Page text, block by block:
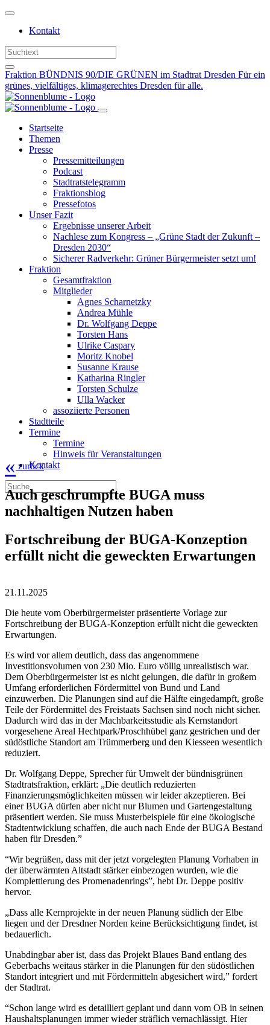
Weiter
Inhalt
Kontakt
Fraktion BÜNDNIS 90/DIE GRÜNEN im Stadtrat Dresden Für ein
grünes, vielfältiges, klimagerechtes Dresden für alle.
Startseite
Themen
Presse
Pressemitteilungen
Podcast
Stadtratstelegramm
Fraktionsblog
Pressefotos
Unser Fazit
Ergebnisse unserer Arbeit
Nachlese zum Kongress – „Grüne Stadt der Zukunft –
Dresden 2030“
Sicherer Radverkehr: Grüner Bürgermeister setzt um!
Fraktion
Gesamtfraktion
Mitglieder
Agnes Scharnetzky
Andrea Mühle
Dr. Wolfgang Deppe
Torsten Hans
Ulrike Caspary
Moritz Knobel
Susanne Krause
Katharina Ringler
Torsten Schulze
Ulla Wacker
assoziierte Personen
Stadtteile
Termine
Termine
Hinweis für Veranstaltungen
Kontakt
« zurück
Auch geschrumpfte BUGA muss
nachhaltigen Nutzen haben
Fortschreibung der BUGA-Konzeption
erfüllt nicht die geweckten Erwartungen
21.11.2025
Die heute vom Oberbürgermeister präsentierte Vorlage zur
Fortschreibung der BUGA-Konzeption erfüllt nicht die geweckten
Erwartungen.
Es wird vor allem deutlich, dass das angenommene
Investitionsvolumen von 230 Mio. Euro völlig unrealistisch war.
Dem Oberbürgermeister ist es nicht gelungen, die dafür in großem
Umfang erforderlichen Fördermittel von Bund und Land
einzuwerben. Die Planungen sind auf die Hälfte eingedampft, große
Teile der Fördermittel des Freistaats Sachsen sind noch nicht sicher.
Dadurch wird das in der Machbarkeitsstudie als Kernstandort
vorgesehene Areal Hechtpark/Proschhübel ganz gestrichen und der
südöstliche Standort am Trümmerberg und den Kiesseen wesentlich
reduziert.
Dr. Wolfgang Deppe, Sprecher für Umwelt der bündnisgrünen
Stadtratsfraktion, erklärt: „Die deutlich reduzierten
Finanzierungsmöglichkeiten müssen wir leider akzeptieren. Bei
einer BUGA dürfen aber nicht nur Blumen und Gartengestaltung
präsentiert werden. Sie muss Musterbeispiele für eine ökologische
Stadtentwicklung schaffen, die auch nach Ende der BUGA Bestand
haben für Dresden.”
“Wir begrüßen, dass mit der jetzt vorgelegten Planung Vorhaben in
der überwärmten Altstadt stärker einbezogen wurden, wie die
Komplettierung des Promenadenrings”, hebt Dr. Deppe positiv
hervor.
„Dass alle Kernprojekte in der neuen Planung südlich der Elbe
liegen und der Dresdner Norden keine Berücksichtigung findet, ist
bedauerlich.
Unabdingbar aber ist, dass das Projekt Blaues Band entlang des
Geberbachs weitaus stärker in die Planungen für den südöstlichen
Standort integriert und mit Fördermitteln abgesichert wird,” fordert
der Stadtrat.
“Schon lange wird es detailliert geplant und dann vom OB in seinen
Haushaltsplanungen immer wieder sträflich vernachlässigt. Hier